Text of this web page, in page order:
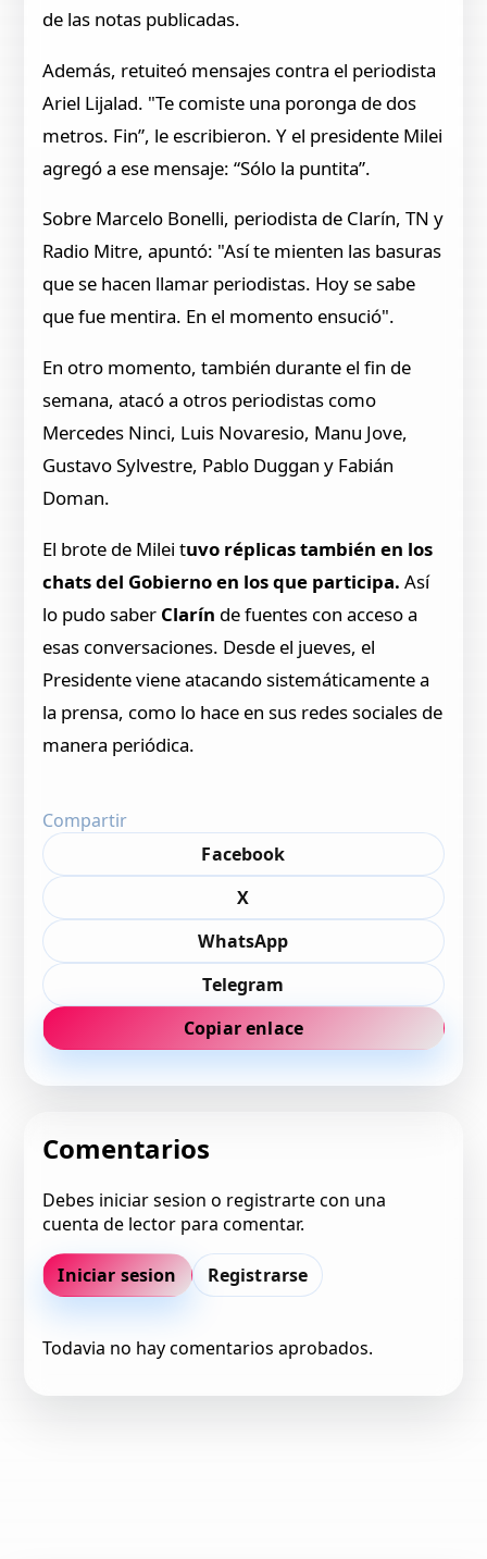
de las notas publicadas.
Además, retuiteó mensajes contra el periodista
Ariel Lijalad. "Te comiste una poronga de dos
metros. Fin”, le escribieron. Y el presidente Milei
agregó a ese mensaje: “Sólo la puntita”.
Sobre Marcelo Bonelli, periodista de Clarín, TN y
Radio Mitre, apuntó: "Así te mienten las basuras
que se hacen llamar periodistas. Hoy se sabe
que fue mentira. En el momento ensució".
En otro momento, también durante el fin de
semana, atacó a otros periodistas como
Mercedes Ninci, Luis Novaresio, Manu Jove,
Gustavo Sylvestre, Pablo Duggan y Fabián
Doman.
El brote de Milei tuvo réplicas también en los
chats del Gobierno en los que participa. Así
lo pudo saber Clarín de fuentes con acceso a
esas conversaciones. Desde el jueves, el
Presidente viene atacando sistemáticamente a
la prensa, como lo hace en sus redes sociales de
manera periódica.
Compartir
Facebook
X
WhatsApp
Telegram
Copiar enlace
Comentarios
Debes iniciar sesion o registrarte con una
cuenta de lector para comentar.
Iniciar sesion Registrarse
Todavia no hay comentarios aprobados.